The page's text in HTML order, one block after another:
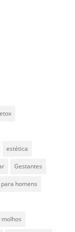
estética
Gestantes
homens
molhos